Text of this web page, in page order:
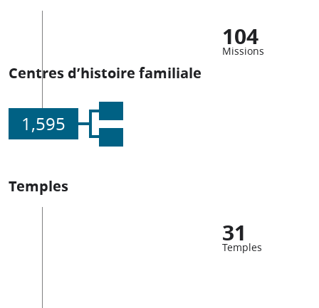
104
Missions
Centres d’histoire familiale
1,595
Temples
31
Temples